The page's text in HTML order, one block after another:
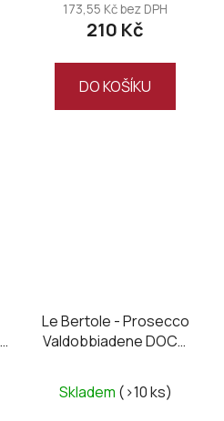
173,55 Kč bez DPH
210 Kč
DO KOŠÍKU
Le Bertole - Prosecco
Valdobbiadene DOCG
Skladem (>10 ks)